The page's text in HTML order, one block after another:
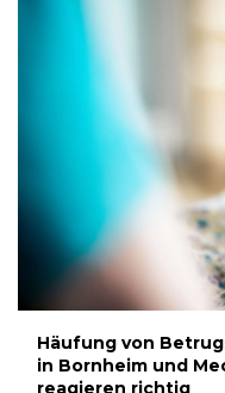
Häufung von
in Bornheim und
reagieren richtig